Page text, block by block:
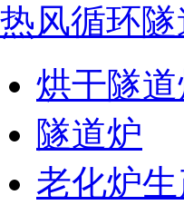
热风循环
烘干隧道
隧道炉
老化炉